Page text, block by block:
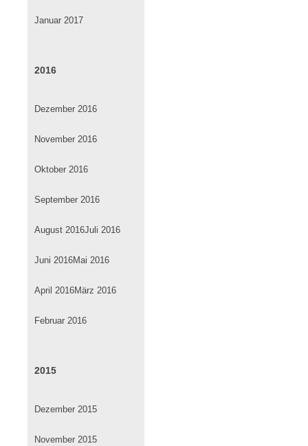
Januar 2017
2016
Dezember 2016
November 2016
Oktober 2016
September 2016
August 2016Juli 2016
Juni 2016Mai 2016
April 2016März 2016
Februar 2016
2015
Dezember 2015
November 2015